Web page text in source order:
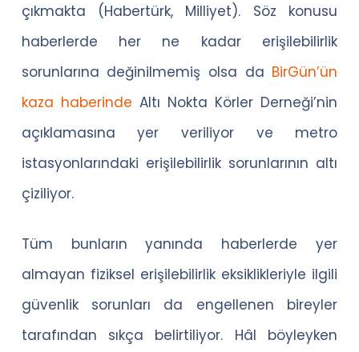
çıkmakta (Habertürk, Milliyet). Söz konusu
haberlerde her ne kadar erişilebilirlik
sorunlarına değinilmemiş olsa da BirGün’ün
kaza haberinde Altı Nokta Körler Derneği’nin
açıklamasına yer veriliyor ve metro
istasyonlarındaki erişilebilirlik sorunlarının altı
çiziliyor.
Tüm bunların yanında haberlerde yer
almayan fiziksel erişilebilirlik eksiklikleriyle ilgili
güvenlik sorunları da engellenen bireyler
tarafından sıkça belirtiliyor. Hâl böyleyken